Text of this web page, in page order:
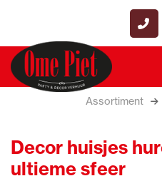
Assortiment
Decor huisjes
ultieme sfeer